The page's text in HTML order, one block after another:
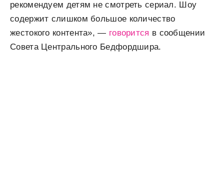
рекомендуем детям не смотреть сериал. Шоу
содержит слишком большое количество
жестокого контента», — говорится в сообщении
Совета Центрального Бедфордшира.